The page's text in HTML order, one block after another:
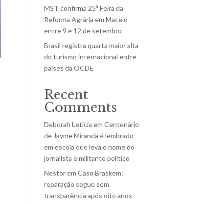
MST confirma 25ª Feira da
Reforma Agrária em Maceió
entre 9 e 12 de setembro
Brasil registra quarta maior alta
do turismo internacional entre
países da OCDE
Recent
Comments
Deborah Letícia emCentenário
de Jayme Miranda é lembrado
em escola que leva o nome do
jornalista e militante político
NestoremCaso Braskem:
reparação segue sem
transparência após oito anos